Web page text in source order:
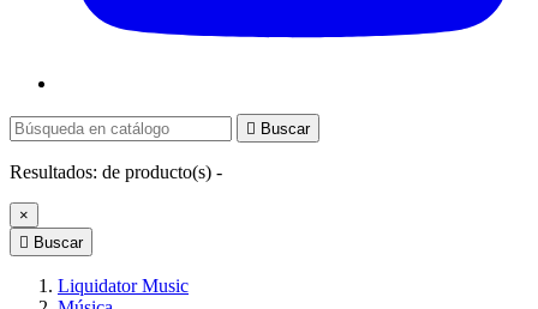
 Buscar
Resultados: de producto(s) -
×
 Buscar
Liquidator Music